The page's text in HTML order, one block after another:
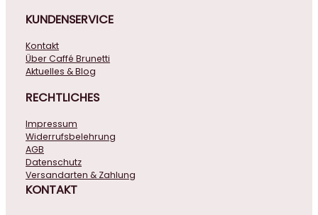
KUNDENSERVICE
Kontakt
Über Caffé Brunetti
Aktuelles & Blog
RECHTLICHES
Impressum
Widerrufsbelehrung
AGB
Datenschutz
Versandarten & Zahlung
KONTAKT